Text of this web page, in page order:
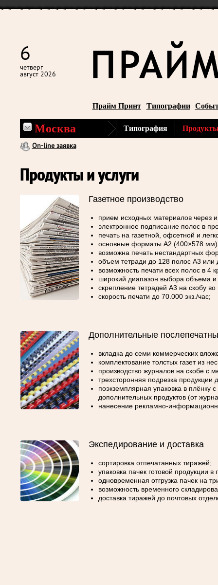
6
четверг
август 2026
Прайм Принт Типографии
Москва Типография
On-line заявка
Продукты и услуги
Газетное производство
прием исходных материалов через
электронное подписание полос в
печать на газетной, офсетной и
основные форматы А2 (400×578
возможна печать нестандартных
объем тетради до 128 полос А3 или
возможность печати всех полос в 4
широкий диапазон выбора объема и
скрепление тетрадей А3 на скобу
скорость печати до 70.000 экз./час;
Дополнительные
вкладка до семи коммерческих
комплектование толстых газет из
производство журналов на скобе с
трехсторонняя подрезка
поэкземплярная упаковка в плёнку
дополнительных продуктов (от
нанесение рекламно-
Экспедирование и доставка
сортировка отпечатанных тиражей;
упаковка пачек готовой продукции
одновременная отгрузка пачек на
возможность временного
доставка тиражей до почтовых